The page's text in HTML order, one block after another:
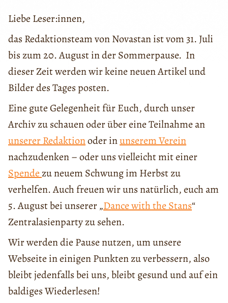
Liebe Leser:innen,
das Redaktionsteam von Novastan ist vom 31. Juli
bis zum 20. August in der Sommerpause. In
dieser Zeit werden wir keine neuen Artikel und
Bilder des Tages posten.
Eine gute Gelegenheit für Euch, durch unser
Archiv zu schauen oder über eine Teilnahme an
unserer Redaktionoder inunserem Verein
nachzudenken – oder uns vielleicht mit einer
Spendezu neuem Schwung im Herbst zu
verhelfen. Auch freuen wir uns natürlich, euch am
5. August bei unserer „Dance with the Stans“
Zentralasienparty zu sehen.
Wir werden die Pause nutzen, um unsere
Webseite in einigen Punkten zu verbessern, also
bleibt jedenfalls bei uns, bleibt gesund und auf ein
baldiges Wiederlesen!